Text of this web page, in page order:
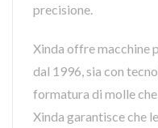
precisione.
Xinda offre macchine
dal 1996, sia con
formatura di molle
Xinda garantisce che